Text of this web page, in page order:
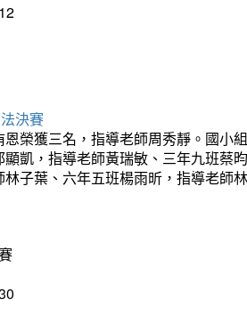
決賽
榮獲三名，指導老師周秀靜。國小
凱，指導老師黃瑞敏、三年九班蔡
子葉、六年五班楊雨昕，指導老師